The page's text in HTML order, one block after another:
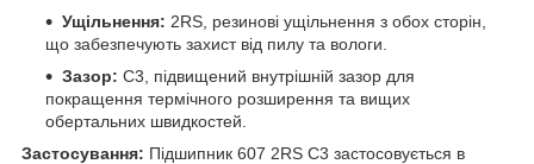
Ущільнення: 2RS, резинові ущільнення з обох сторін,
що забезпечують захист від пилу та вологи.
Зазор: C3, підвищений внутрішній зазор для
покращення термічного розширення та вищих
обертальних швидкостей.
Застосування: Підшипник 607 2RS C3 застосовується в